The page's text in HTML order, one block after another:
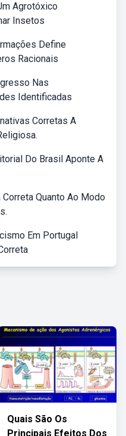
Agrotóxico
Insetos
Define
Racionais
Nas
Identificadas
Corretas A
Do Brasil Aponte A
Quanto Ao Modo
Em Portugal
Quais São Os
Principais Efeitos Dos